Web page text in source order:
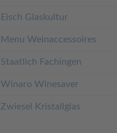
Eisch Glaskultur
Menu Weinaccessoires
Staatlich Fachingen
Winaro Winesaver
Zwiesel Kristallglas